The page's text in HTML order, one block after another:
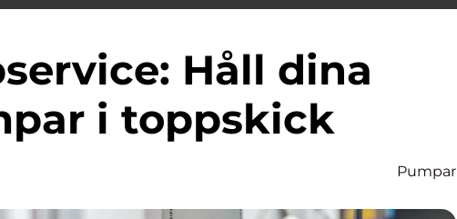
i toppskick
Pumpar